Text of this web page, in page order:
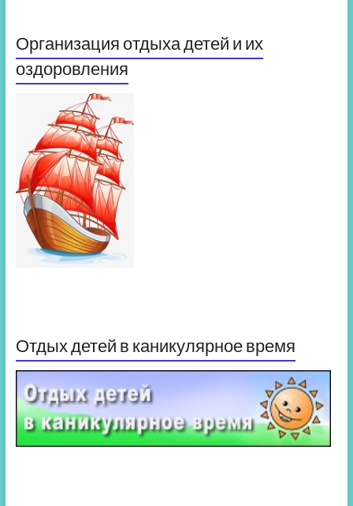
Организация отдыха детей и их
оздоровления
Отдых детей в каникулярное время